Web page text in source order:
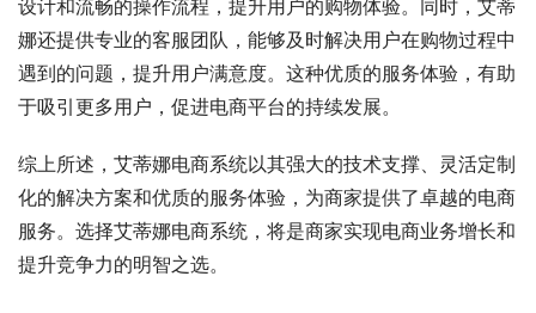
设计和流畅的操作流程，提升用户的购物体验。同时，艾蒂
娜还提供专业的客服团队，能够及时解决用户在购物过程中
遇到的问题，提升用户满意度。这种优质的服务体验，有助
于吸引更多用户，促进电商平台的持续发展。
综上所述，艾蒂娜电商系统以其强大的技术支撑、灵活定制
化的解决方案和优质的服务体验，为商家提供了卓越的电商
服务。选择艾蒂娜电商系统，将是商家实现电商业务增长和
提升竞争力的明智之选。